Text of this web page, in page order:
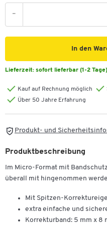
-
In den
Lieferzeit: sofort lieferbar (1-2 Tage)
Kauf auf Rechnung möglich
Über 50 Jahre Erfahrung
Produkt- und
Produktbeschreibung
Im Micro-Format mit
überall mit hingenommen
Mit Spitzen-
extra einfache und
Korrekturband: 5 mm x 8